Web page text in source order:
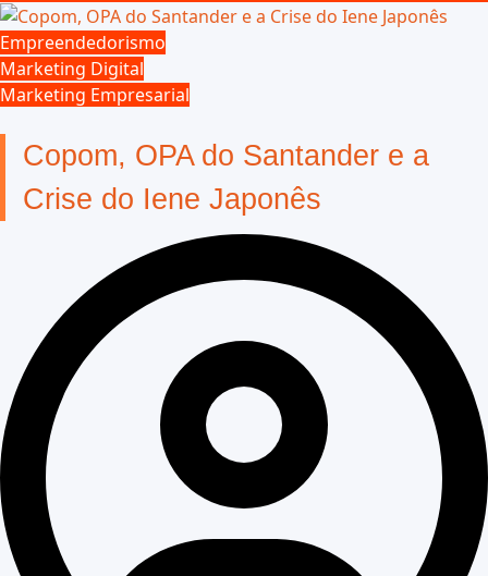
Empreendedorismo
Marketing Digital
Marketing Empresarial
Copom, OPA do Santander e a
Crise do Iene Japonês